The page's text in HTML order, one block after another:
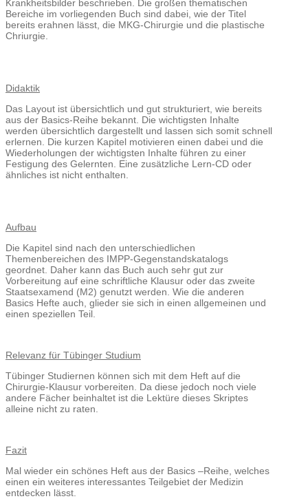
Krankheitsbilder beschrieben. Die großen thematischen
Bereiche im vorliegenden Buch sind dabei, wie der Titel
bereits erahnen lässt, die MKG-Chirurgie und die plastische
Chriurgie.
Didaktik
Das Layout ist übersichtlich und gut strukturiert, wie bereits
aus der Basics-Reihe bekannt. Die wichtigsten Inhalte
werden übersichtlich dargestellt und lassen sich somit schnell
erlernen. Die kurzen Kapitel motivieren einen dabei und die
Wiederholungen der wichtigsten Inhalte führen zu einer
Festigung des Gelernten. Eine zusätzliche Lern-CD oder
ähnliches ist nicht enthalten.
Aufbau
Die Kapitel sind nach den unterschiedlichen
Themenbereichen des IMPP-Gegenstandskatalogs
geordnet. Daher kann das Buch auch sehr gut zur
Vorbereitung auf eine schriftliche Klausur oder das zweite
Staatsexamend (M2) genutzt werden. Wie die anderen
Basics Hefte auch, glieder sie sich in einen allgemeinen und
einen speziellen Teil.
Relevanz für Tübinger Studium
Tübinger Studiernen können sich mit dem Heft auf die
Chirurgie-Klausur vorbereiten. Da diese jedoch noch viele
andere Fächer beinhaltet ist die Lektüre dieses Skriptes
alleine nicht zu raten.
Fazit
Mal wieder ein schönes Heft aus der Basics –Reihe, welches
einen ein weiteres interessantes Teilgebiet der Medizin
entdecken lässt.